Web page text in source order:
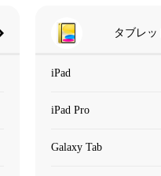
タブレッ
iPad
iPad Pro
Galaxy Tab